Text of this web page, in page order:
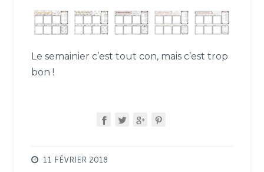
Le semainier c’est tout con, mais c’est trop
bon !
11 FÉVRIER 2018